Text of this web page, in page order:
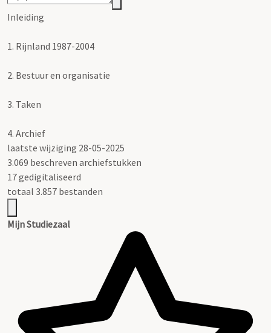
Inleiding
1. Rijnland 1987-2004
2. Bestuur en organisatie
3. Taken
4. Archief
laatste wijziging 28-05-2025
3.069 beschreven archiefstukken
17 gedigitaliseerd
totaal 3.857 bestanden
Mijn Studiezaal